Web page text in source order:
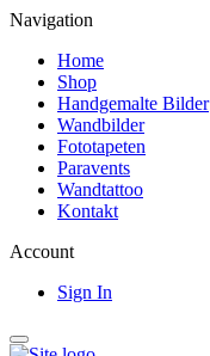
Navigation
Home
Shop
Handgemalte Bilder
Wandbilder
Fototapeten
Paravents
Wandtattoo
Kontakt
Account
Sign In